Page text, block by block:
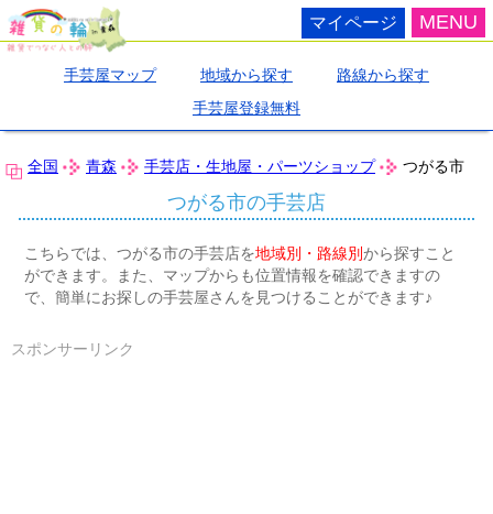
MENU
マイページ
手芸屋マップ 地域から探す
路線から探す
手芸屋登録無料
全国 青森 手芸店・生地屋・パーツショップ つがる市
つがる市の手芸店
こちらでは、つがる市の手芸店を地域別・路線別から探すこと
ができます。また、マップからも位置情報を確認できますの
で、簡単にお探しの手芸屋さんを見つけることができます♪
スポンサーリンク